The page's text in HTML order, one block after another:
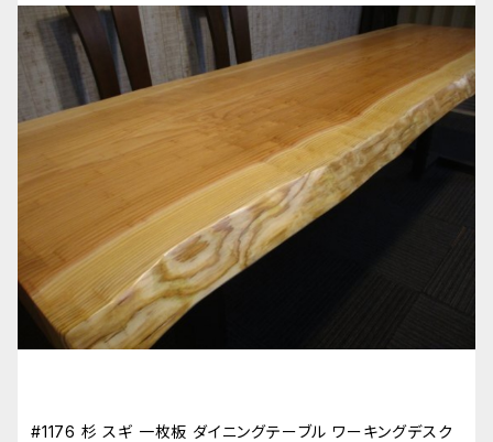
#1176 杉 スギ 一枚板 ダイニングテーブル ワーキングデスク